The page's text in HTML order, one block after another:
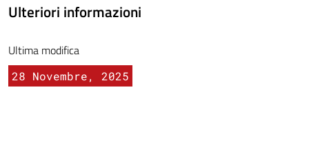
Ulteriori informazioni
Ultima modifica
28 Novembre, 2025